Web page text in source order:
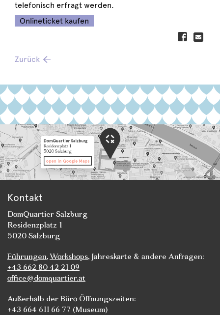
telefonisch erfragt werden.
Onlineticket kaufen
Zurück
Kontakt
DomQuartier Salzburg
Residenzplatz 1
5020 Salzburg
Führungen,Workshops, Jahreskarte & andere Anfragen:
+43 662 80 42 21 09
office@domquartier.at
Außerhalb der Büro Öffnungszeiten:
+43 664 611 66 77 (Museum)